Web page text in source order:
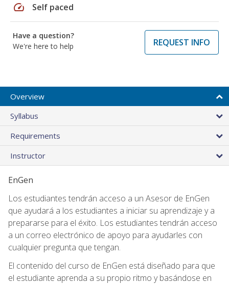
speed Self paced
Have a question?
We're here to help
REQUEST INFO
Overview
Syllabus
Requirements
Instructor
EnGen
Los estudiantes tendrán acceso a un Asesor de EnGen
que ayudará a los estudiantes a iniciar su aprendizaje y a
prepararse para el éxito. Los estudiantes tendrán acceso
a un correo electrónico de apoyo para ayudarles con
cualquier pregunta que tengan.
El contenido del curso de EnGen está diseñado para que
el estudiante aprenda a su propio ritmo y basándose en